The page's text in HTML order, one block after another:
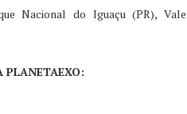
Nacional do Iguaçu (PR),
PLANETAEXO: